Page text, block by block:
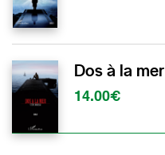
Dos à la mer
14.00€